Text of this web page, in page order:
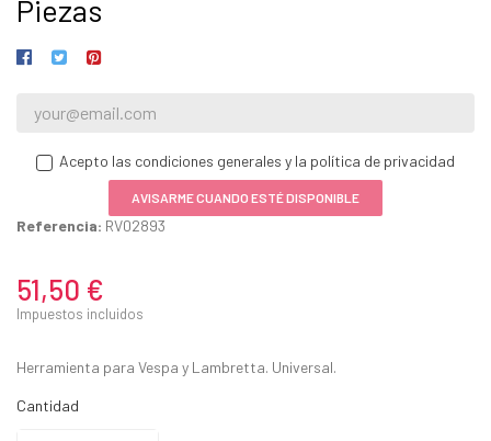
Piezas
Acepto las condiciones generales y la política de privacidad
AVISARME CUANDO ESTÉ DISPONIBLE
Referencia: RV02893
51,50 €
Impuestos incluidos
Herramienta para Vespa y Lambretta. Universal.
Cantidad